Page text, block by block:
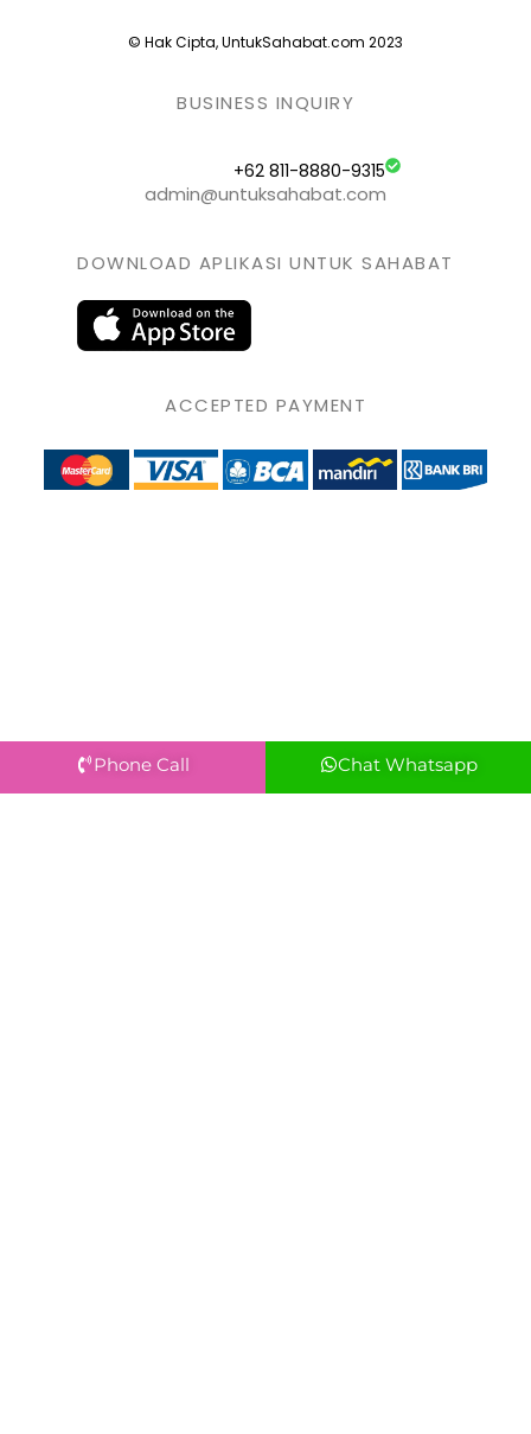
© Hak Cipta, UntukSahabat.com 2023
BUSINESS INQUIRY
+62 811-8880-9315
admin@untuksahabat.com
DOWNLOAD APLIKASI UNTUK SAHABAT
ACCEPTED PAYMENT
Phone Call Chat Whatsapp